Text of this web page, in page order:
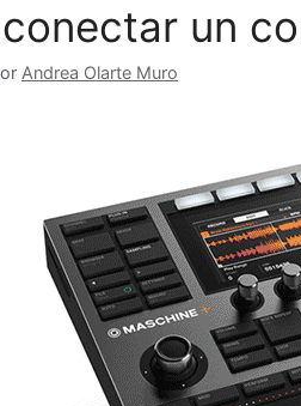
un
Andrea Olarte Muro